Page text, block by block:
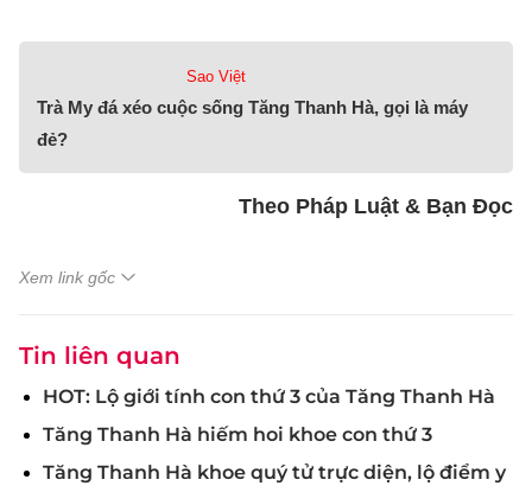
Sao Việt
Trà My đá xéo cuộc sống Tăng Thanh Hà, gọi là máy
đẻ?
Theo Pháp Luật & Bạn Đọc
Xem link gốc
Tin liên quan
HOT: Lộ giới tính con thứ 3 của Tăng Thanh Hà
Tăng Thanh Hà hiếm hoi khoe con thứ 3
Tăng Thanh Hà khoe quý tử trực diện, lộ điểm y